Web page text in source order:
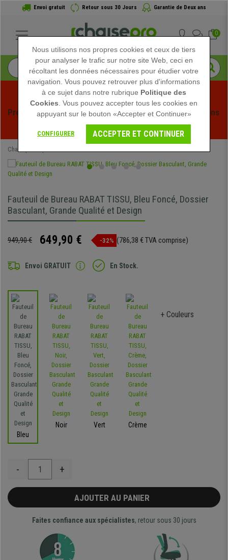
Envoi gratuit Retour sous 30 Jours Garantie de Deux ans
0
Profitez des soldes d'été chez Chaisepro ! Des réductions
exclusives pour une durée limitée - Voir l'offre
Chaisepro
Fauteuil de Bureau RABAT TISSU, Bleu Foncé, Dossier
Basculant, Grande Qualité et Design
949,90 € 649,90 € -32% (786,38 € TVA comprise)
Envoi GRATUIT En Stock.
Bleu
Noir Vert Crème
+ Couleurs
- +
AJOUTER AU PANIER
Faites confiance aux spécialistes, retour sous 30 jours
Nous utilisons nos propres cookies et ceux de tiers
pour analyser le trafic sur notre site Web, ceci en
récoltant les données nécessaires pour étudier votre
navigation. Vous pouvez retrouver plus d'informations
à ce sujet dans notre rubrique Politique des
Cookies . Vous pouvez accepter tous les cookies en
appuyant sur le bouton «Accepter et Continuer»
CONFIGURER ACCEPTER ET CONTINUER